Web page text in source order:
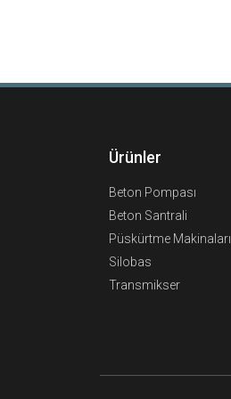
Ürünler
Beton Pompası
Beton Santrali
Püskürtme Makinaları
Silobas
Transmikser